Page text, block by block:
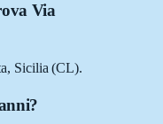
Via
Sicilia (CL).